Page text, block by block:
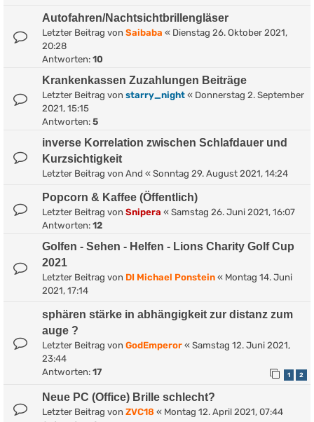
Autofahren/Nachtsichtbrillengläser
Letzter Beitrag von Saibaba « Dienstag 26. Oktober 2021,
20:28
Antworten: 10
Krankenkassen Zuzahlungen Beiträge
Letzter Beitrag von starry_night « Donnerstag 2. September
2021, 15:15
Antworten: 5
inverse Korrelation zwischen Schlafdauer und
Kurzsichtigkeit
Letzter Beitrag von And « Sonntag 29. August 2021, 14:24
Popcorn & Kaffee (Öffentlich)
Letzter Beitrag von Snipera « Samstag 26. Juni 2021, 16:07
Antworten: 12
Golfen - Sehen - Helfen - Lions Charity Golf Cup
2021
Letzter Beitrag von DI Michael Ponstein « Montag 14. Juni
2021, 17:14
sphären stärke in abhängigkeit zur distanz zum
auge ?
Letzter Beitrag von GodEmperor « Samstag 12. Juni 2021,
23:44
Antworten: 17 1 2
Neue PC (Office) Brille schlecht?
Letzter Beitrag von ZVC18 « Montag 12. April 2021, 07:44